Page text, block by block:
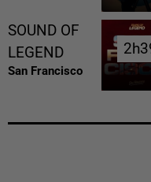
SOUND OF
LEGEND
San Francisco